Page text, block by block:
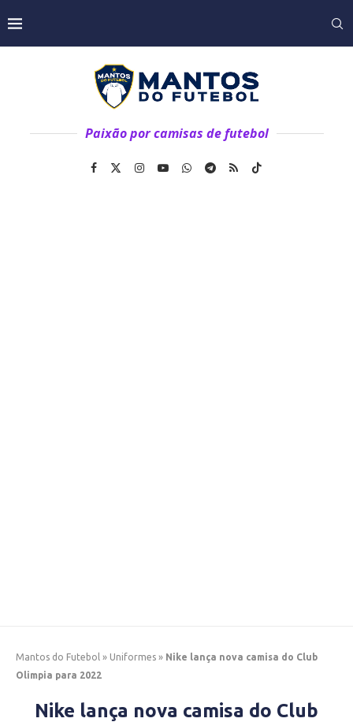
Paixão por camisas de futebol
Mantos do Futebol » Uniformes » Nike lança nova camisa do Club
Olimpia para 2022
Nike lança nova camisa do Club